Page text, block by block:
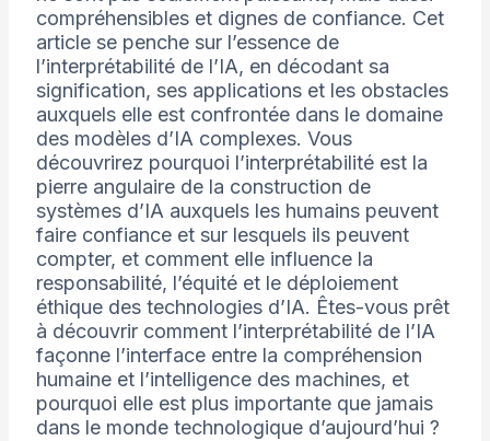
compréhensibles et dignes de confiance. Cet
article se penche sur l’essence de
l’interprétabilité de l’IA, en décodant sa
signification, ses applications et les obstacles
auxquels elle est confrontée dans le domaine
des modèles d’IA complexes. Vous
découvrirez pourquoi l’interprétabilité est la
pierre angulaire de la construction de
systèmes d’IA auxquels les humains peuvent
faire confiance et sur lesquels ils peuvent
compter, et comment elle influence la
responsabilité, l’équité et le déploiement
éthique des technologies d’IA. Êtes-vous prêt
à découvrir comment l’interprétabilité de l’IA
façonne l’interface entre la compréhension
humaine et l’intelligence des machines, et
pourquoi elle est plus importante que jamais
dans le monde technologique d’aujourd’hui ?